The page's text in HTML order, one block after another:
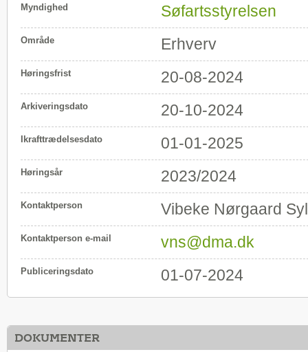
Myndighed Søfartsstyrelsen
Område Erhverv
Høringsfrist 20-08-2024
Arkiveringsdato 20-10-2024
Ikrafttrædelsesdato 01-01-2025
Høringsår 2023/2024
Kontaktperson Vibeke Nørgaard
Kontaktperson e-mail vns@dma.dk
Publiceringsdato 01-07-2024
DOKUMENTER